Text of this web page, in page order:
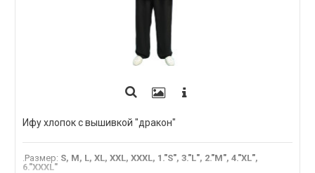
Ифу хлопок с вышивкой "дракон"
.Размер: S, M, L, XL, XXL, XXXL, 1."S", 3."L", 2."M", 4."XL",
6."XXXL"